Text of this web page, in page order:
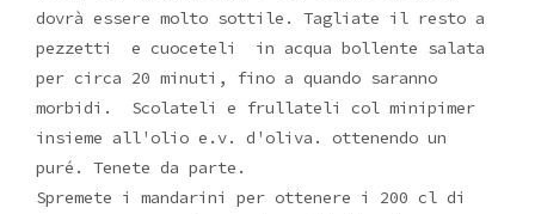
dovrà essere molto sottile. Tagliate il resto a
pezzetti e cuoceteli in acqua bollente salata
per circa 20 minuti, fino a quando saranno
morbidi. Scolateli e frullateli col minipimer
insieme all'olio e.v. d'oliva. ottenendo un
puré. Tenete da parte.
Spremete i mandarini per ottenere i 200 cl di